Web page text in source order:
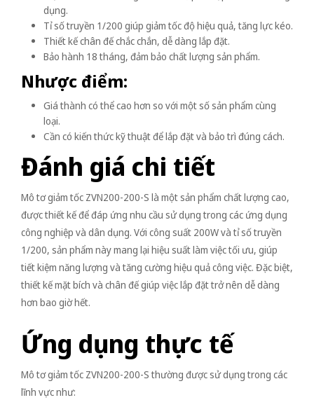
dụng.
Tỉ số truyền 1/200 giúp giảm tốc độ hiệu quả, tăng lực kéo.
Thiết kế chân đế chắc chắn, dễ dàng lắp đặt.
Bảo hành 18 tháng, đảm bảo chất lượng sản phẩm.
Nhược điểm:
Giá thành có thể cao hơn so với một số sản phẩm cùng
loại.
Cần có kiến thức kỹ thuật để lắp đặt và bảo trì đúng cách.
Đánh giá chi tiết
Mô tơ giảm tốc ZVN200-200-S là một sản phẩm chất lượng cao,
được thiết kế để đáp ứng nhu cầu sử dụng trong các ứng dụng
công nghiệp và dân dụng. Với công suất 200W và tỉ số truyền
1/200, sản phẩm này mang lại hiệu suất làm việc tối ưu, giúp
tiết kiệm năng lượng và tăng cường hiệu quả công việc. Đặc biệt,
thiết kế mặt bích và chân đế giúp việc lắp đặt trở nên dễ dàng
hơn bao giờ hết.
Ứng dụng thực tế
Mô tơ giảm tốc ZVN200-200-S thường được sử dụng trong các
lĩnh vực như: